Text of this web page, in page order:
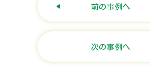
前の事例へ
次の事例へ